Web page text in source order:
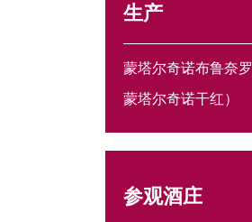
生产
蒙塔尔奇诺布鲁奈罗
蒙塔尔奇诺干红）
参观酒庄